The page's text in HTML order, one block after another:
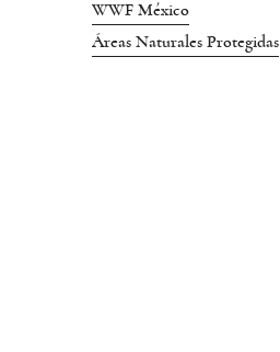
WWF México
Áreas Naturales Protegidas